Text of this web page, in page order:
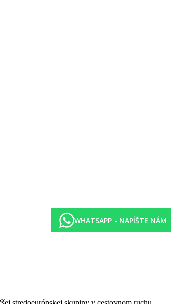
vybavenie)
pre hotel (podľa dostupnosti), v 1. a 2. rade
21:00) formou bufetu
WHATSAPP - NAPÍŠTE NÁM